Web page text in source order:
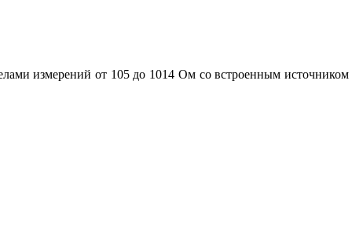
измерений от 105 до 1014 Ом со встроенным источником